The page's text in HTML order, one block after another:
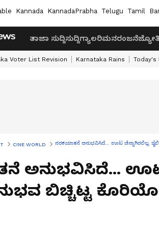
Kannada KannadaPrabha Telugu Tamil
ತಾಜಾ ಸುದ್ದಿಸುದ್ದಿಗ್ಯಾಲರಿಮನರಂಜನೆ
Voter List Revision Karnataka Rains Today's
CINE WORLD ನರಕಯಾತನೆ ಅನುಭವಿಸಿದೆ... ಊಟ ಚೆನ್ನಾಗಿರಲಿಲ್ಲ:
ಅನುಭವಿಸಿದೆ... ಊಟ
ಬಿಚ್ಚಿಟ್ಟ